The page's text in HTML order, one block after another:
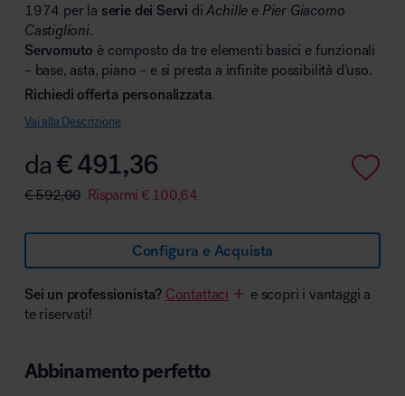
Area outdoor
Area hospitality
1974 per la serie dei Servi diAchille e Pier Giacomo
Castiglioni.
Servomuto è composto da tre elementi basici e funzionali
– base, asta, piano – e si presta a infinite possibilità d’uso.
Richiedi offerta personalizzata.
Vai alla Descrizione
da€491,36
€592,00 Risparmi €100,64
Configura e Acquista
Sei un professionista? Contattaci
e scopri i vantaggi a
te riservati!
Abbinamento perfetto